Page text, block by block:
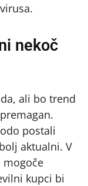
nekoč
ali bo trend
postali
aktualni. V
mogoče
kupci bi